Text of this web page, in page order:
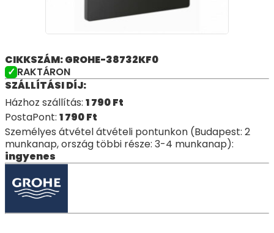
CIKKSZÁM: GROHE-38732KF0
RAKTÁRON
SZÁLLÍTÁSI DÍJ:
Házhoz szállítás: 1 790Ft
PostaPont: 1 790Ft
Személyes átvétel átvételi pontunkon (Budapest: 2
munkanap, ország többi része: 3-4 munkanap):
ingyenes